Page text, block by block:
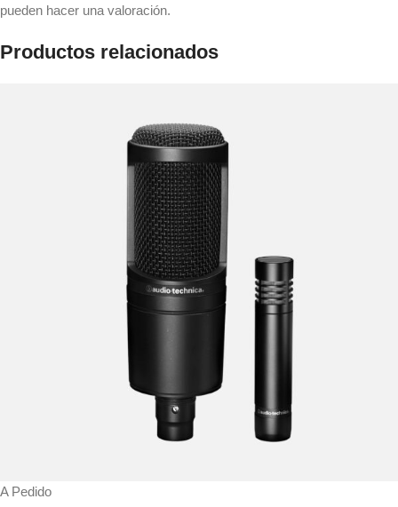
pueden hacer una valoración.
Productos relacionados
A Pedido